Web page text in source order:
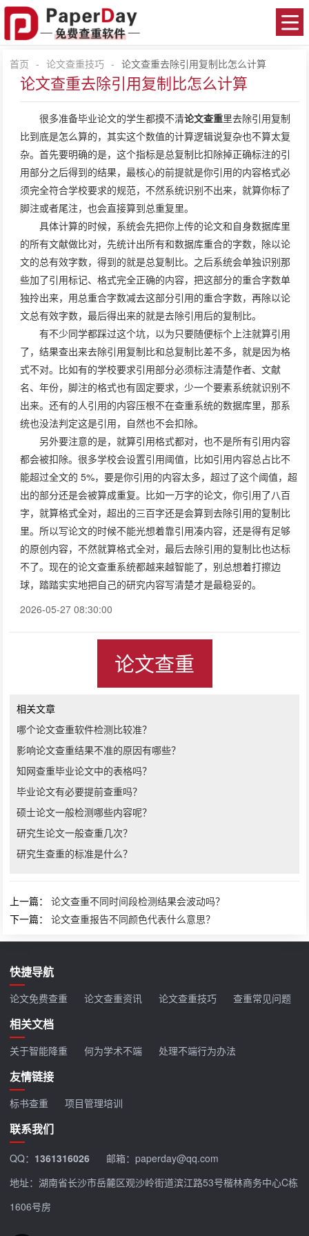
首页 - 论文查重技巧 - 论文查重去除引用复制比怎么计算
论文查重去除引用复制比怎么计算
很多准备毕业论文的学生都摸不清论文查重里去除引用复制
比到底是怎么算的，其实这个数值的计算逻辑说复杂也不算太复
杂。首先要明确的是，这个指标是总复制比扣除掉正确标注的引
用部分之后得到的结果，最核心的前提就是你引用的内容格式必
须完全符合学校要求的规范，不然系统识别不出来，就算你标了
脚注或者尾注，也会直接算到总重复里。
具体计算的时候，系统会先把你上传的论文和自身数据库里
的所有文献做比对，先统计出所有和数据库重合的字数，除以论
文的总有效字数，得到的就是总复制比。之后系统会单独识别那
些加了引用标记、格式完全正确的内容，把这部分的重合字数单
独拎出来，用总重合字数减去这部分引用的重合字数，再除以论
文总有效字数，最后得出来的就是去除引用后的复制比。
有不少同学都踩过这个坑，以为只要随便标个上注就算引用
了，结果查出来去除引用复制比和总复制比差不多，就是因为格
式不对。比如有的学校要求引用部分必须标注清楚作者、文献
名、年份，脚注的格式也有固定要求，少一个要素系统就识别不
出来。还有的人引用的内容压根不在查重系统的数据库里，那系
统也没法判定这是引用，自然也不会扣除。
另外要注意的是，就算引用格式都对，也不是所有引用内容
都会被扣除。很多学校会设置引用阈值，比如引用内容总占比不
能超过全文的 5%，要是你引用的内容太多，超过了这个阈值，超
出的部分还是会被算成重复。比如一万字的论文，你引用了八百
字，就算格式全对，超出的三百字还是会算到去除引用的复制比
里。所以写论文的时候不能光想着靠引用凑内容，还是得有足够
的原创内容，不然就算格式全对，最后去除引用的复制比也达标
不了。现在的论文查重系统都越来越智能了，别总想着打擦边
球，踏踏实实地把自己的研究内容写清楚才是最稳妥的。
2026-05-27 08:30:00
论文查重
相关文章
哪个论文查重软件检测比较准？
影响论文查重结果不准的原因有哪些？
知网查重毕业论文中的表格吗？
毕业论文有必要提前查重吗？
硕士论文一般检测哪些内容呢？
研究生论文一般查重几次？
研究生查重的标准是什么？
上一篇：论文查重不同时间段检测结果会波动吗？
下一篇：论文查重报告不同颜色代表什么意思？
快捷导航
论文免费查重 论文查重资讯 论文查重技巧 查重常见问题
相关文档
关于智能降重 何为学术不端 处理不端行为办法
友情链接
标书查重 项目管理培训
联系我们
QQ： 1361316026
邮箱：paperday@qq.com
地址：湖南省长沙市岳麓区观沙岭街道滨江路53号楷林商务中心C栋
1606号房